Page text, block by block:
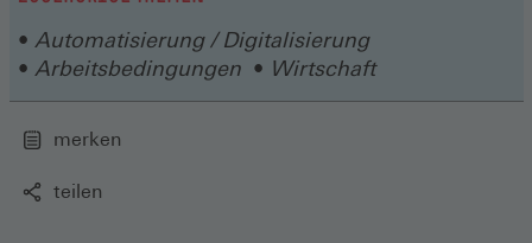
Automatisierung / Digitalisierung
Arbeitsbedingungen
Wirtschaft
merken
teilen